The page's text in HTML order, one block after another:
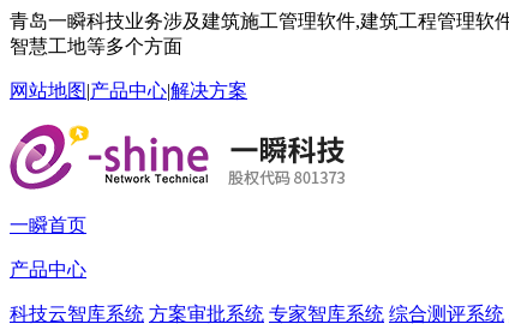
青岛一瞬科技业务涉及建筑施工管理软件,建筑工程管理软
智慧工地等多个方面
网站地图|产品中心|解决方案
一瞬首页
产品中心
科技云智库系统 方案审批系统 专家智库系统 综合测评系统